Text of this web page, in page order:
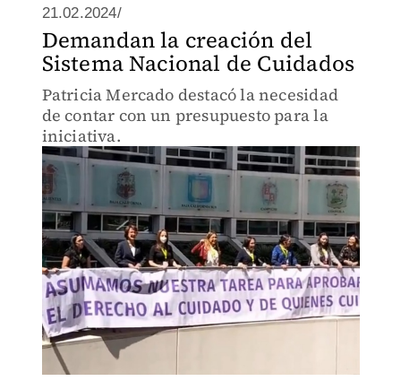
21.02.2024/
Demandan la creación del
Sistema Nacional de Cuidados
Patricia Mercado destacó la necesidad
de contar con un presupuesto para la
iniciativa.